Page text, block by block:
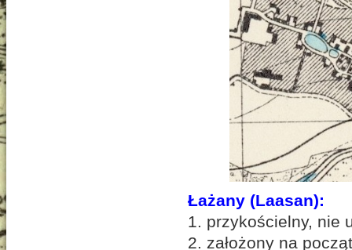
Łażany (Laasan):
1. przykościelny, nie
2. założony na